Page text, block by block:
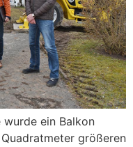
wurde ein Balkon
größeren